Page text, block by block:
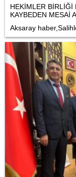
HEKİMLER BİRLİĞİ
KAYBEDEN MESAİ
Aksaray